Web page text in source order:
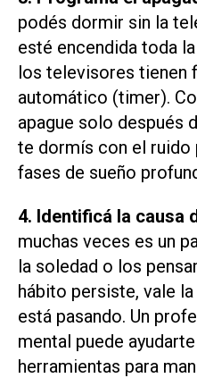
podés dormir sin la
esté encendida toda
los televisores tienen
automático (timer).
apague solo después
te dormís con el ruido
fases de sueño
4. Identificá la causa
muchas veces es un
la soledad o los
hábito persiste, vale
está pasando. Un
mental puede
herramientas para